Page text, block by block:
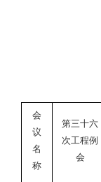
会
议
名
称
第三十六
次工程例
会